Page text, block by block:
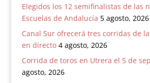
Elegidos los 12 semifinalistas de las
Escuelas de Andalucía 5 agosto, 2026
Canal Sur ofrecerá tres corridas de
en directo 4 agosto, 2026
Corrida de toros en Utrera el 5 de
agosto, 2026